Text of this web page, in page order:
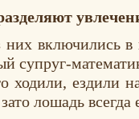
включились в
супруг-
ходили, ездили
лошадь